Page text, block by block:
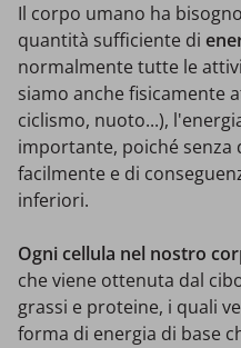
Il corpo umano ha
quantità sufficiente di
normalmente tutte le
siamo anche fisicamente
ciclismo, nuoto...),
importante, poiché senza
facilmente e di
inferiori.
Ogni cellula nel nostro
che viene ottenuta dal
grassi e proteine, i quali
forma di energia di base